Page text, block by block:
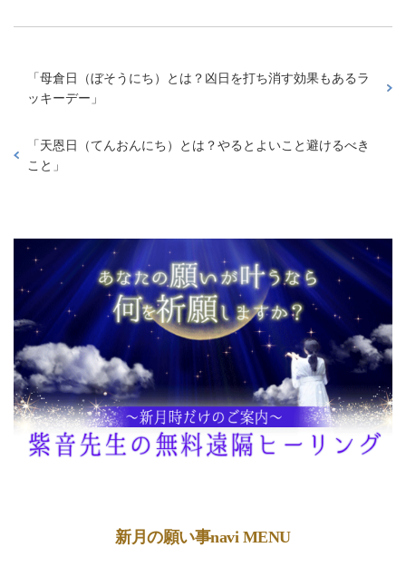
「母倉日（ぼそうにち）とは？凶日を打ち消す効果もあるラ
ッキーデー 」
「天恩日（てんおんにち）とは？やるとよいこと避けるべき
こと 」
新月の願い事navi MENU